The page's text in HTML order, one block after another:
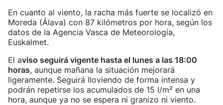
En cuanto al viento, la racha más fuerte se localizó en
Moreda (Álava) con 87 kilómetros por hora, según los
datos de la Agencia Vasca de Meteorología,
Euskalmet.
El aviso seguirá vigente hasta el lunes a las 18:00
horas, aunque mañana la situación mejorará
ligeramente. Seguirá lloviendo de forma intensa y
podrán repetirse los acumulados de 15 l/m² en una
hora, aunque ya no se espera ni granizo ni viento.